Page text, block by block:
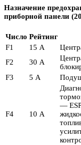
Назначение
приборной панели
Число Рейтинг
F1
15 А
F2
30 А
F3
5 А
F4 10 А
—